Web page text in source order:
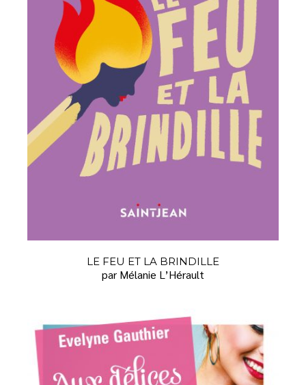
LE FEU ET LA BRINDILLE
par Mélanie L’Hérault